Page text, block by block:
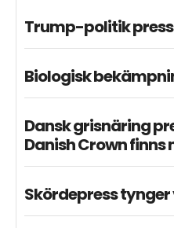
Trump-politik
Biologisk
Dansk grisnäring
Danish Crown finns
Skördepress